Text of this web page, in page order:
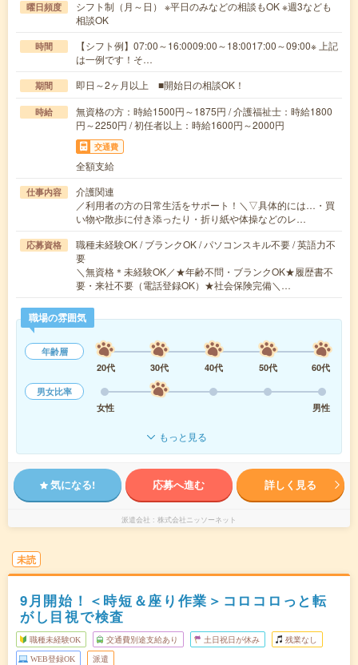
曜日頻度
シフト制（月～日） ※平日のみなどの相談もOK ※週3なども
相談OK
時間
【シフト例】07:00～16:0009:00～18:0017:00～09:00※ 上記
は一例です！そ…
期間 即日～2ヶ月以上 ■開始日の相談OK！
時給
無資格の方：時給1500円～1875円 / 介護福祉士：時給1800
円～2250円 / 初任者以上：時給1600円～2000円
交通費
全額支給
仕事内容
介護関連
／利用者の方の日常生活をサポート！＼▽具体的には…・買
い物や散歩に付き添ったり・折り紙や体操などのレ…
応募資格
職種未経験OK / ブランクOK / パソコンスキル不要 / 英語力不
要
＼無資格＊未経験OK／★年齢不問・ブランクOK★履歴書不
要・来社不要（電話登録OK）★社会保険完備＼…
職場の雰囲気
年齢層
20代
30代 40代 50代
60代
男女比率
女性
男性
もっと見る
気になる! 応募へ進む 詳しく見る
派遣会社 株式会社ニッソーネット
未読
9月開始！＜時短＆座り作業＞コロコロっと転
がし目視で検査
職種未経験OK 交通費別途支給あり 土日祝日が休み 残業なし
WEB登録OK 派遣